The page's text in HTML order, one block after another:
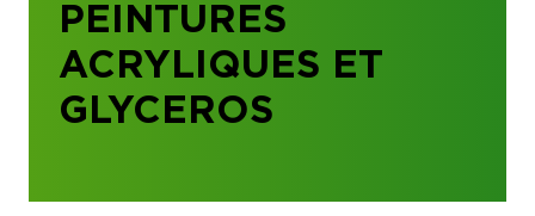
PEINTURES
ACRYLIQUES ET
GLYCEROS